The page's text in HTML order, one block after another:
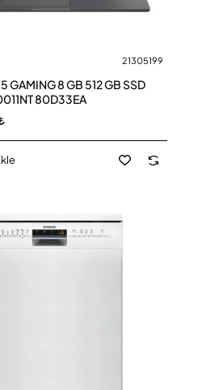
21305199
GAMING 8 GB 512 GB SSD
80D33EA